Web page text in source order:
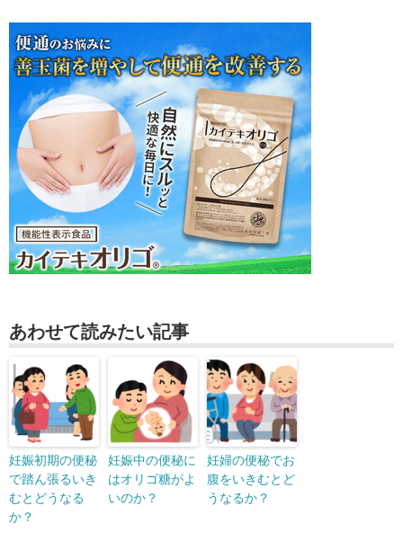
あわせて読みたい記事
妊娠初期の便秘
で踏ん張るいき
むとどうなる
か？
妊娠中の便秘に
はオリゴ糖がよ
いのか？
妊婦の便秘でお
腹をいきむとど
うなるか？